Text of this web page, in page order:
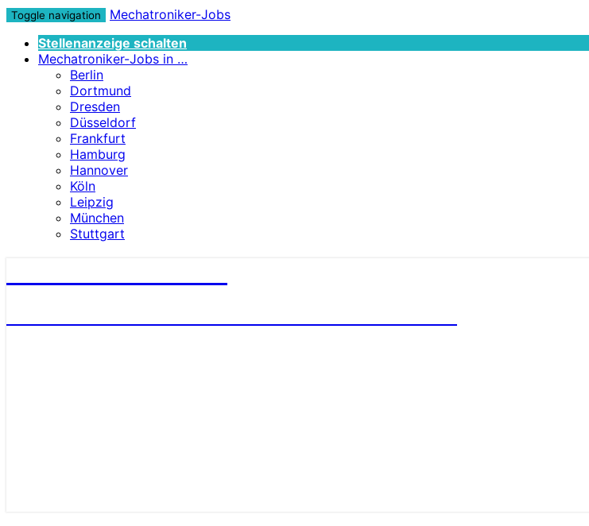
Toggle navigation
Mechatroniker-Jobs
Stellenanzeige schalten
Mechatroniker-Jobs in …
Berlin
Dortmund
Dresden
Düsseldorf
Frankfurt
Hamburg
Hannover
Köln
Leipzig
München
Stuttgart